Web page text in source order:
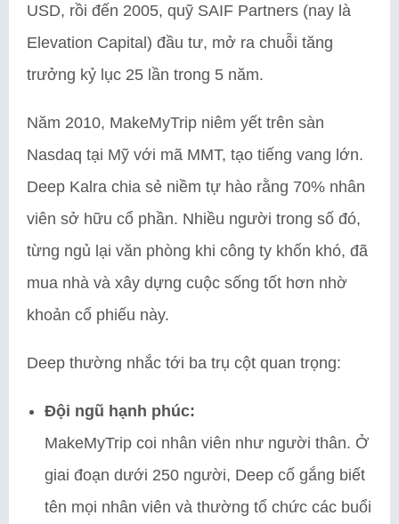
USD, rồi đến 2005, quỹ SAIF Partners (nay là
Elevation Capital) đầu tư, mở ra chuỗi tăng
trưởng kỷ lục 25 lần trong 5 năm.
Năm 2010, MakeMyTrip niêm yết trên sàn
Nasdaq tại Mỹ với mã MMT, tạo tiếng vang lớn.
Deep Kalra chia sẻ niềm tự hào rằng 70% nhân
viên sở hữu cổ phần. Nhiều người trong số đó,
từng ngủ lại văn phòng khi công ty khốn khó, đã
mua nhà và xây dựng cuộc sống tốt hơn nhờ
khoản cổ phiếu này.
Deep thường nhắc tới ba trụ cột quan trọng:
Đội ngũ hạnh phúc:
MakeMyTrip coi nhân viên như người thân. Ở
giai đoạn dưới 250 người, Deep cố gắng biết
tên mọi nhân viên và thường tổ chức các buổi